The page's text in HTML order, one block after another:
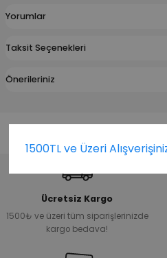
Yorumlar
Taksit Seçenekleri
Önerileriniz
Ücretsiz Kargo
1500₺ ve üzeri tüm siparişlerinizde
kargo bedava!
1500TL ve Üzeri